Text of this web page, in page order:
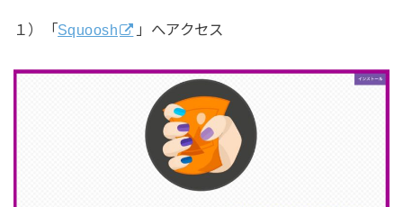
１）「Squoosh 」へアクセス